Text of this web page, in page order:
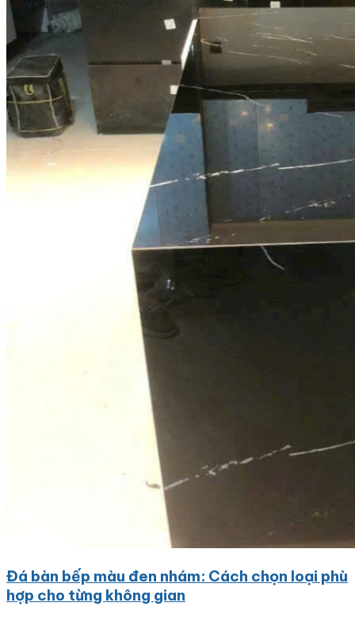
Đá bàn bếp màu đen nhám: Cách chọn loại phù
hợp cho từng không gian